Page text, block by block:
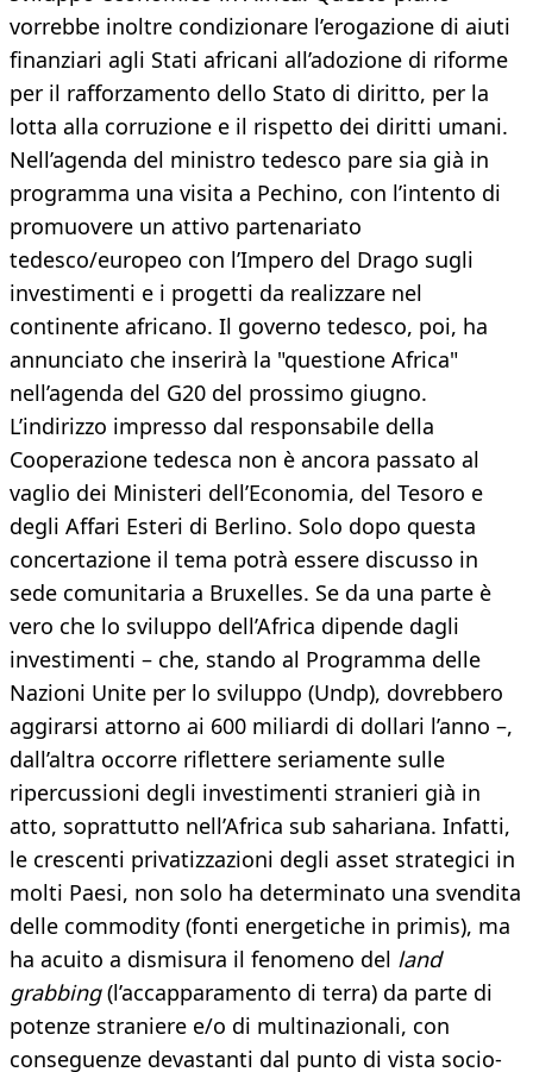
vorrebbe inoltre condizionare l’erogazione di aiuti
finanziari agli Stati africani all’adozione di riforme
per il rafforzamento dello Stato di diritto, per la
lotta alla corruzione e il rispetto dei diritti umani.
Nell’agenda del ministro tedesco pare sia già in
programma una visita a Pechino, con l’intento di
promuovere un attivo partenariato
tedesco/europeo con l’Impero del Drago sugli
investimenti e i progetti da realizzare nel
continente africano. Il governo tedesco, poi, ha
annunciato che inserirà la "questione Africa"
nell’agenda del G20 del prossimo giugno.
L’indirizzo impresso dal responsabile della
Cooperazione tedesca non è ancora passato al
vaglio dei Ministeri dell’Economia, del Tesoro e
degli Affari Esteri di Berlino. Solo dopo questa
concertazione il tema potrà essere discusso in
sede comunitaria a Bruxelles. Se da una parte è
vero che lo sviluppo dell’Africa dipende dagli
investimenti – che, stando al Programma delle
Nazioni Unite per lo sviluppo (Undp), dovrebbero
aggirarsi attorno ai 600 miliardi di dollari l’anno –,
dall’altra occorre riflettere seriamente sulle
ripercussioni degli investimenti stranieri già in
atto, soprattutto nell’Africa sub sahariana. Infatti,
le crescenti privatizzazioni degli asset strategici in
molti Paesi, non solo ha determinato una svendita
delle commodity (fonti energetiche in primis), ma
ha acuito a dismisura il fenomeno del land
grabbing(l’accapparamento di terra) da parte di
potenze straniere e/o di multinazionali, con
conseguenze devastanti dal punto di vista socio-